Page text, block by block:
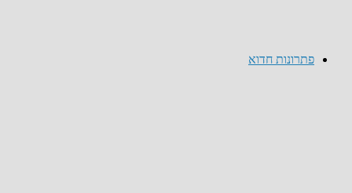
פתרונות חדוא